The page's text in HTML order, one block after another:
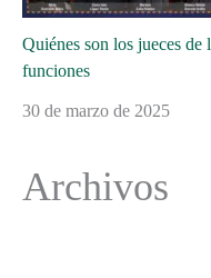
Quiénes son los jueces
funciones
30 de marzo de 2025
Archivos